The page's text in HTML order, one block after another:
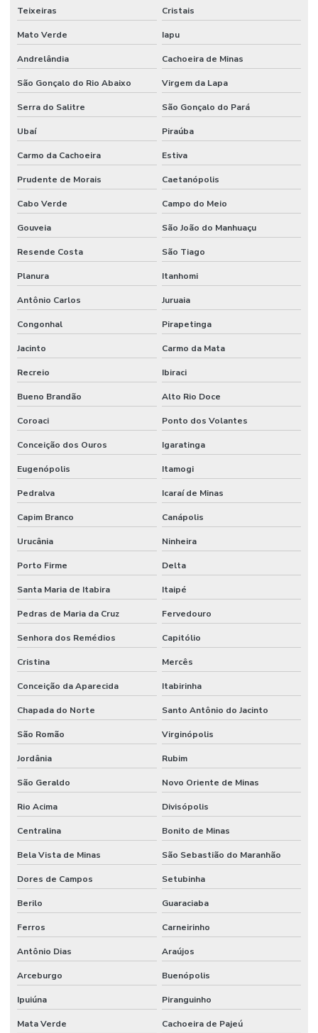
Teixeiras Cristais
Mato Verde Iapu
Andrelândia Cachoeira de Minas
São Gonçalo do Rio Abaixo Virgem da Lapa
Serra do Salitre São Gonçalo do Pará
Ubaí Piraúba
Carmo da Cachoeira Estiva
Prudente de Morais Caetanópolis
Cabo Verde Campo do Meio
Gouveia São João do Manhuaçu
Resende Costa São Tiago
Planura Itanhomi
Antônio Carlos Juruaia
Congonhal Pirapetinga
Jacinto Carmo da Mata
Recreio Ibiraci
Bueno Brandão Alto Rio Doce
Coroaci Ponto dos Volantes
Conceição dos Ouros Igaratinga
Eugenópolis Itamogi
Pedralva Icaraí de Minas
Capim Branco Canápolis
Urucânia Ninheira
Porto Firme Delta
Santa Maria de Itabira Itaipé
Pedras de Maria da Cruz Fervedouro
Senhora dos Remédios Capitólio
Cristina Mercês
Conceição da Aparecida Itabirinha
Chapada do Norte Santo Antônio do Jacinto
São Romão Virginópolis
Jordânia Rubim
São Geraldo Novo Oriente de Minas
Rio Acima Divisópolis
Centralina Bonito de Minas
Bela Vista de Minas São Sebastião do Maranhão
Dores de Campos Setubinha
Berilo Guaraciaba
Ferros Carneirinho
Antônio Dias Araújos
Arceburgo Buenópolis
Ipuiúna Piranguinho
Mata Verde Cachoeira de Pajeú